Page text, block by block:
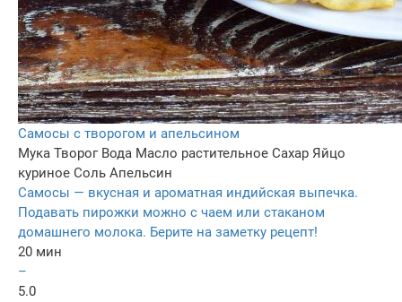
Самосы с творогом и апельсином
Мука Творог Вода Масло растительное Сахар Яйцо
куриное Соль Апельсин
Самосы — вкусная и ароматная индийская выпечка.
Подавать пирожки можно с чаем или стаканом
домашнего молока. Берите на заметку рецепт!
20 мин
–
5.0